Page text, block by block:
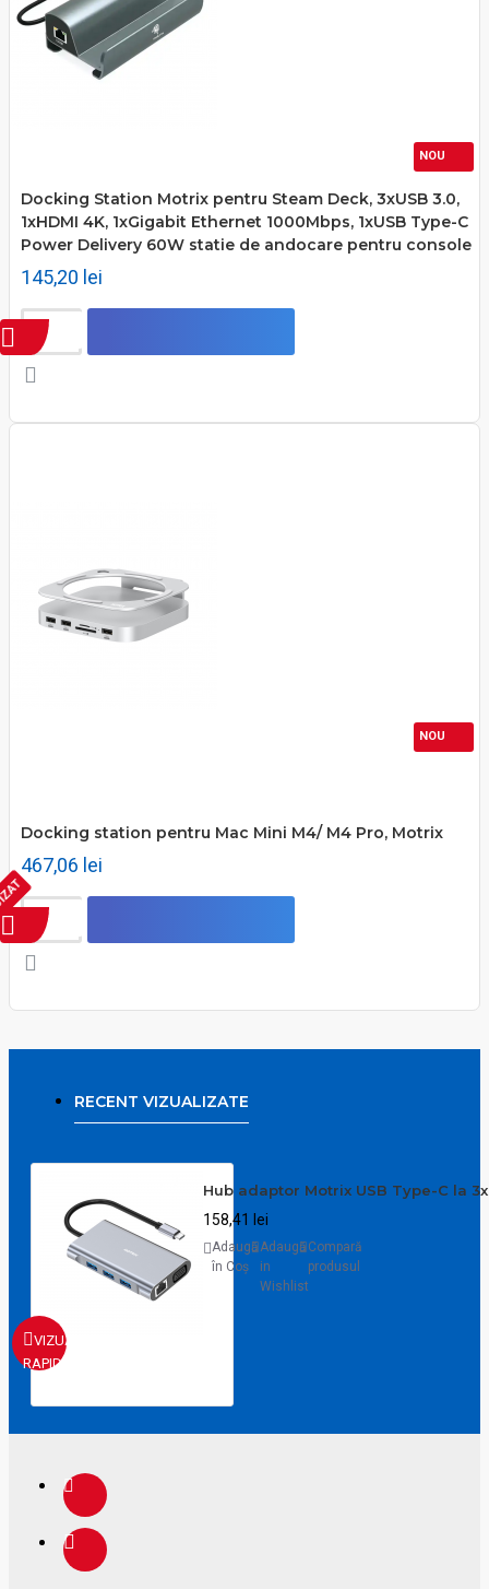
NOU
Docking Station Motrix pentru Steam Deck, 3xUSB 3.0,
1xHDMI 4K, 1xGigabit Ethernet 1000Mbps, 1xUSB Type-C
Power Delivery 60W statie de andocare pentru console
145,20 lei
NOU
Docking station pentru Mac Mini M4/ M4 Pro, Motrix
467,06 lei
RECENT VIZUALIZATE
VIZUALIZARE
RAPIDA
Hub adaptor Motrix USB Type-C la
158,41 lei
Adaugă
în Coş
Adaugă
in
Wishlist
Compară
produsul